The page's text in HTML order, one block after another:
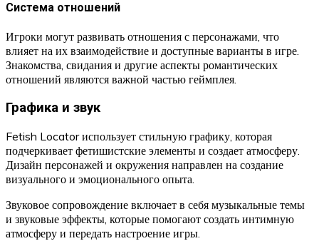
Система отношений
Игроки могут развивать отношения с персонажами, что
влияет на их взаимодействие и доступные варианты в игре.
Знакомства, свидания и другие аспекты романтических
отношений являются важной частью геймплея.
Графика и звук
Fetish Locator использует стильную графику, которая
подчеркивает фетишистские элементы и создает атмосферу.
Дизайн персонажей и окружения направлен на создание
визуального и эмоционального опыта.
Звуковое сопровождение включает в себя музыкальные темы
и звуковые эффекты, которые помогают создать интимную
атмосферу и передать настроение игры.